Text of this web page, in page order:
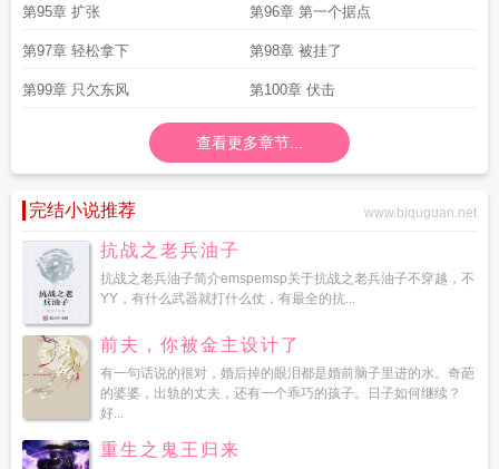
第95章 扩张 第96章 第一个据点
第97章 轻松拿下 第98章 被挂了
第99章 只欠东风 第100章 伏击
查看更多章节...
完结小说推荐 www.biquguan.net
抗战之老兵油子
抗战之老兵油子简介emspemsp关于抗战之老兵油子不穿越，不
YY，有什么武器就打什么仗，有最全的抗...
前夫，你被金主设计了
有一句话说的很对，婚后掉的眼泪都是婚前脑子里进的水。奇葩
的婆婆，出轨的丈夫，还有一个乖巧的孩子。日子如何继续？
好...
重生之鬼王归来